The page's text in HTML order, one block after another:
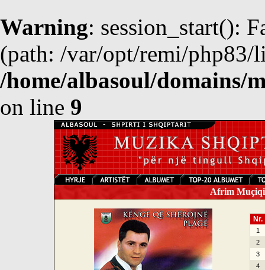
Warning: session_start():
(path: /var/opt/remi/php83/
/home/albasoul/domains/
on line 9
Afrim Muçiqi
Nr.
1
2
3
4